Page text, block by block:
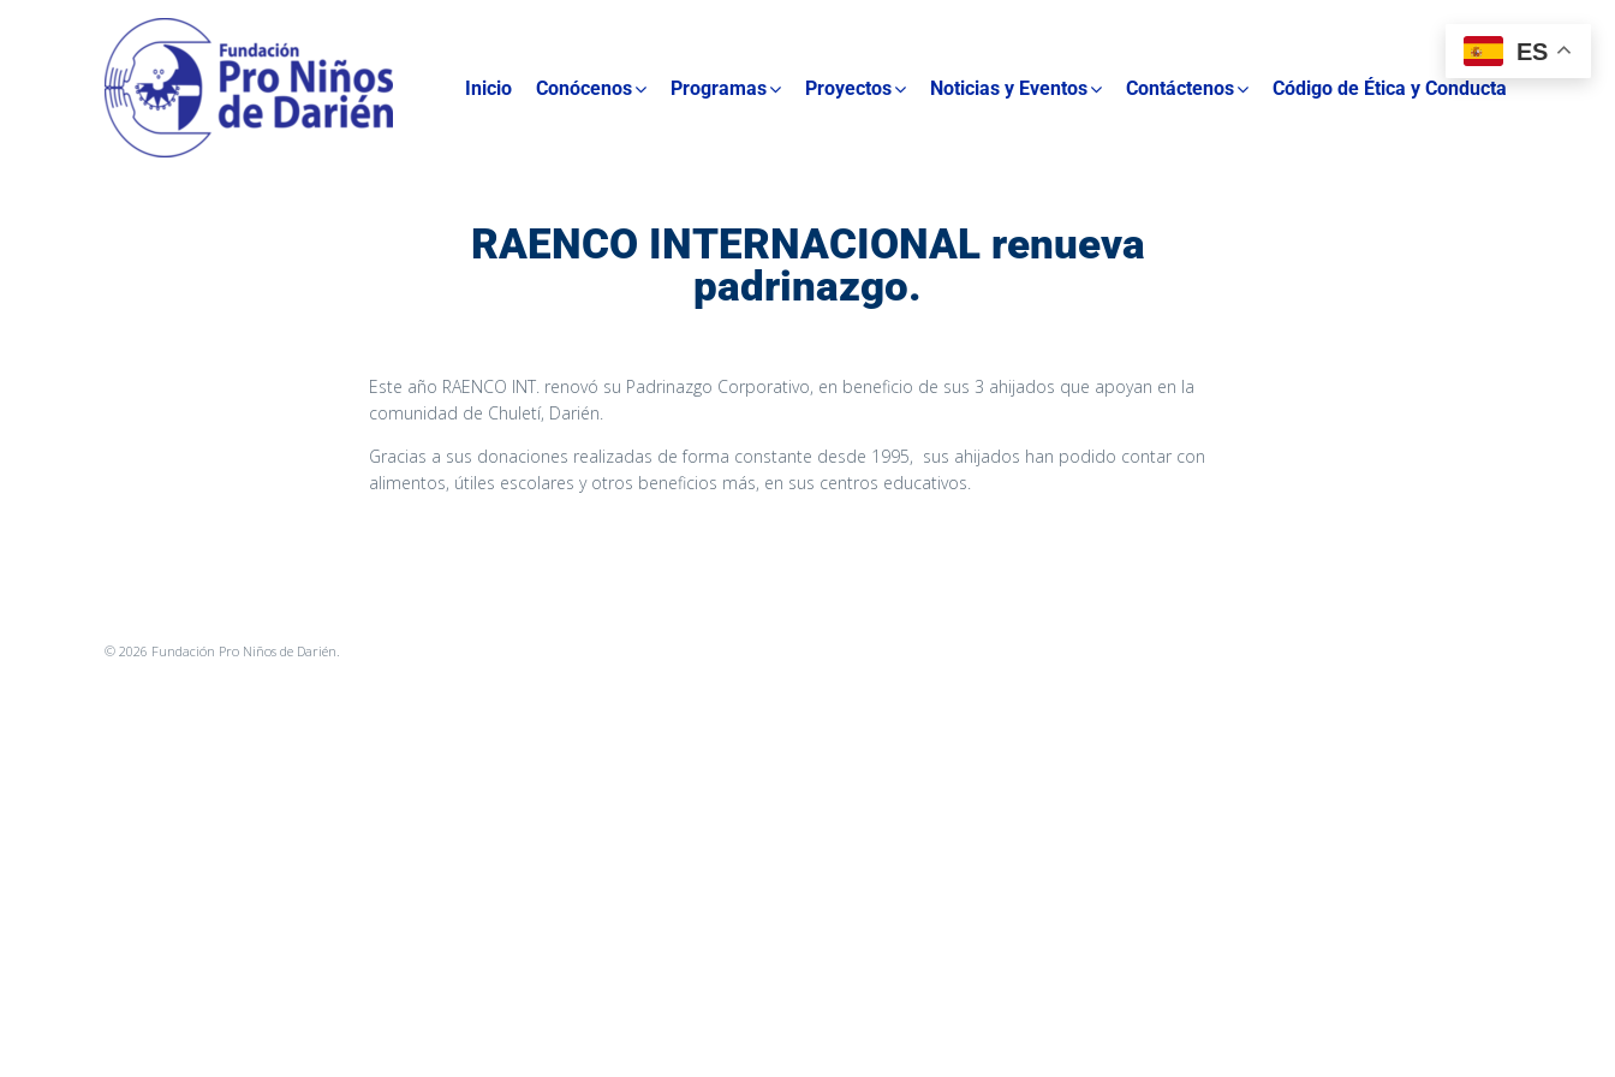
Inicio Conócenos Programas Proyectos Noticias y Eventos Contáctenos Código de Ética y Conducta
RAENCO INTERNACIONAL renueva
padrinazgo.
Este año RAENCO INT. renovó su Padrinazgo Corporativo, en beneficio de sus 3 ahijados que apoyan en la
comunidad de Chuletí, Darién.
Gracias a sus donaciones realizadas de forma constante desde 1995, sus ahijados han podido contar con
alimentos, útiles escolares y otros beneficios más, en sus centros educativos.
© 2026 Fundación Pro Niños de Darién.
ES